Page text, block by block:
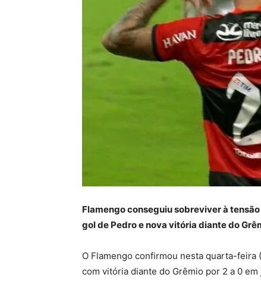
Flamengo conseguiu sobreviver à
gol de Pedro e nova vitória diante do
O Flamengo confirmou nesta quarta-feira
com vitória diante do Grêmio por 2 a 0